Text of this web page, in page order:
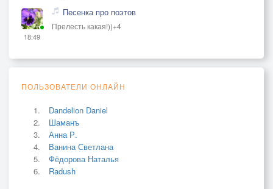
18:49
Песенка про поэтов
Прелесть какая!))+4
ПОЛЬЗОВАТЕЛИ ОНЛАЙН
Dandelion Daniel
Шаманъ
Анна Р.
Ванина Светлана
Фёдорова Наталья
Radush